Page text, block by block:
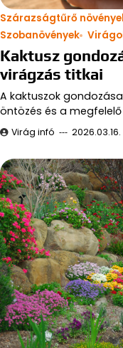
Szárazságtűrő
Szobanövények
Kaktusz
virágzás titkai
A kaktuszok
öntözés és a
Virág infó 2026.03.16.